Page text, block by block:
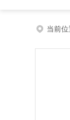
当前位